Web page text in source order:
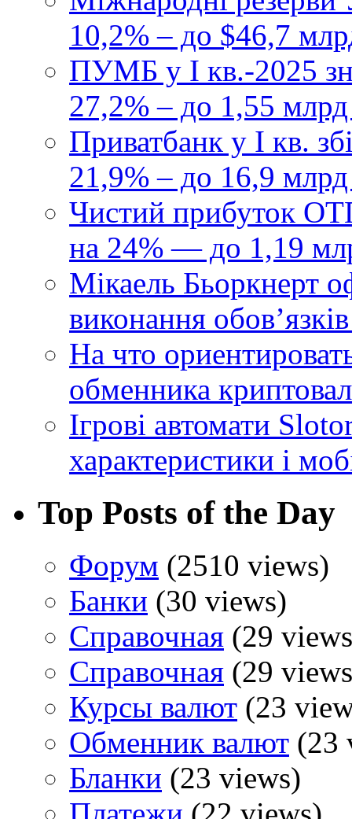
10,2% – до $46,7
ПУМБ у I кв.-2025
27,2% – до 1,55
Приватбанк у І кв.
21,9% – до 16,9
Чистий прибуток
на 24% — до 1,19
Мікаель Бьоркнерт
виконання
На что
обменника
Ігрові автомати
характеристики і
Top Posts of the Day
Форум (2510 views)
Банки (30 views)
Справочная (29
Справочная (29
Курсы валют (23
Обменник валют (23
Бланки (23 views)